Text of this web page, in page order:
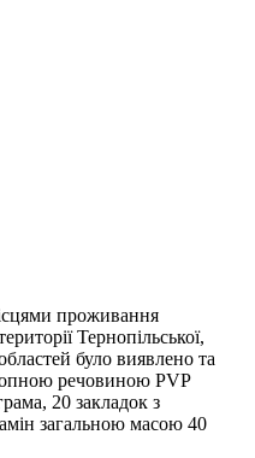
проживання
Тернопільської,
було виявлено та
речовиною PVP
20 закладок з
загальною масою 40